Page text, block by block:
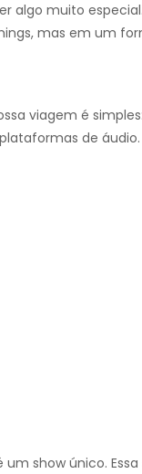
algo muito
mas em um
viagem é
de áudio.
um show único.